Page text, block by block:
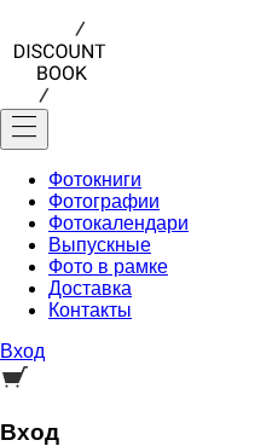
Фотокниги
Фотографии
Фотокалендари
Выпускные
Фото в рамке
Доставка
Контакты
Вход
Вход